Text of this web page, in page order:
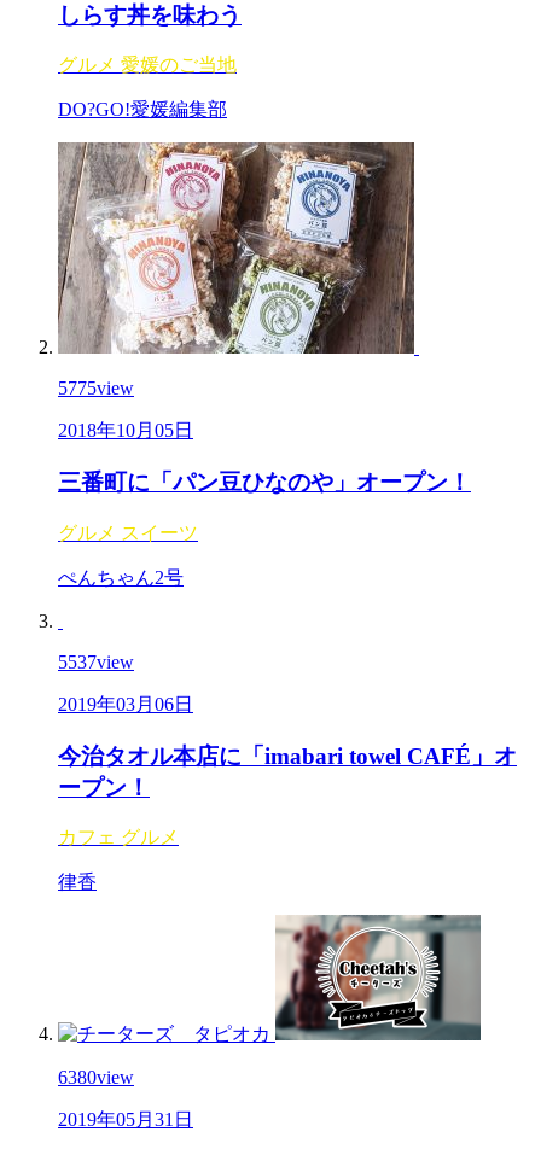
しらす丼を味わう
グルメ 愛媛のご当地
DO?GO!愛媛編集部
5775view
2018年10月05日
三番町に「パン豆ひなのや」オープン！
グルメ スイーツ
ぺんちゃん2号
5537view
2019年03月06日
今治タオル本店に「imabari towel CAFÉ」オ
ープン！
カフェ グルメ
律香
6380view
2019年05月31日